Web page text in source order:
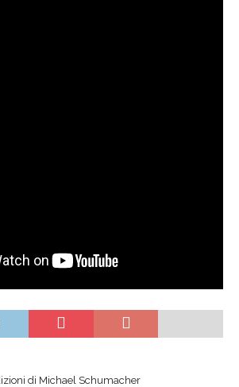
di Michael Schumacher